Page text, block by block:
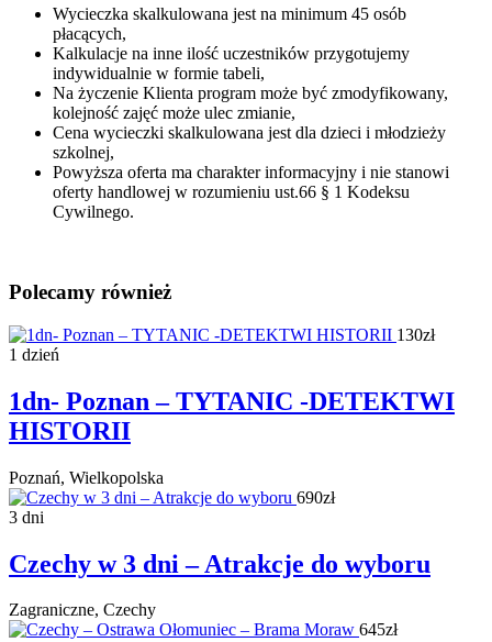
Wycieczka skalkulowana jest na minimum 45 osób
płacących,
Kalkulacje na inne ilość uczestników przygotujemy
indywidualnie w formie tabeli,
Na życzenie Klienta program może być zmodyfikowany,
kolejność zajęć może ulec zmianie,
Cena wycieczki skalkulowana jest dla dzieci i młodzieży
szkolnej,
Powyższa oferta ma charakter informacyjny i nie stanowi
oferty handlowej w rozumieniu ust.66 § 1 Kodeksu
Cywilnego.
Polecamy również
130zł
1 dzień
1dn- Poznan – TYTANIC -DETEKTWI
HISTORII
Poznań, Wielkopolska
690zł
3 dni
Czechy w 3 dni – Atrakcje do wyboru
Zagraniczne, Czechy
645zł